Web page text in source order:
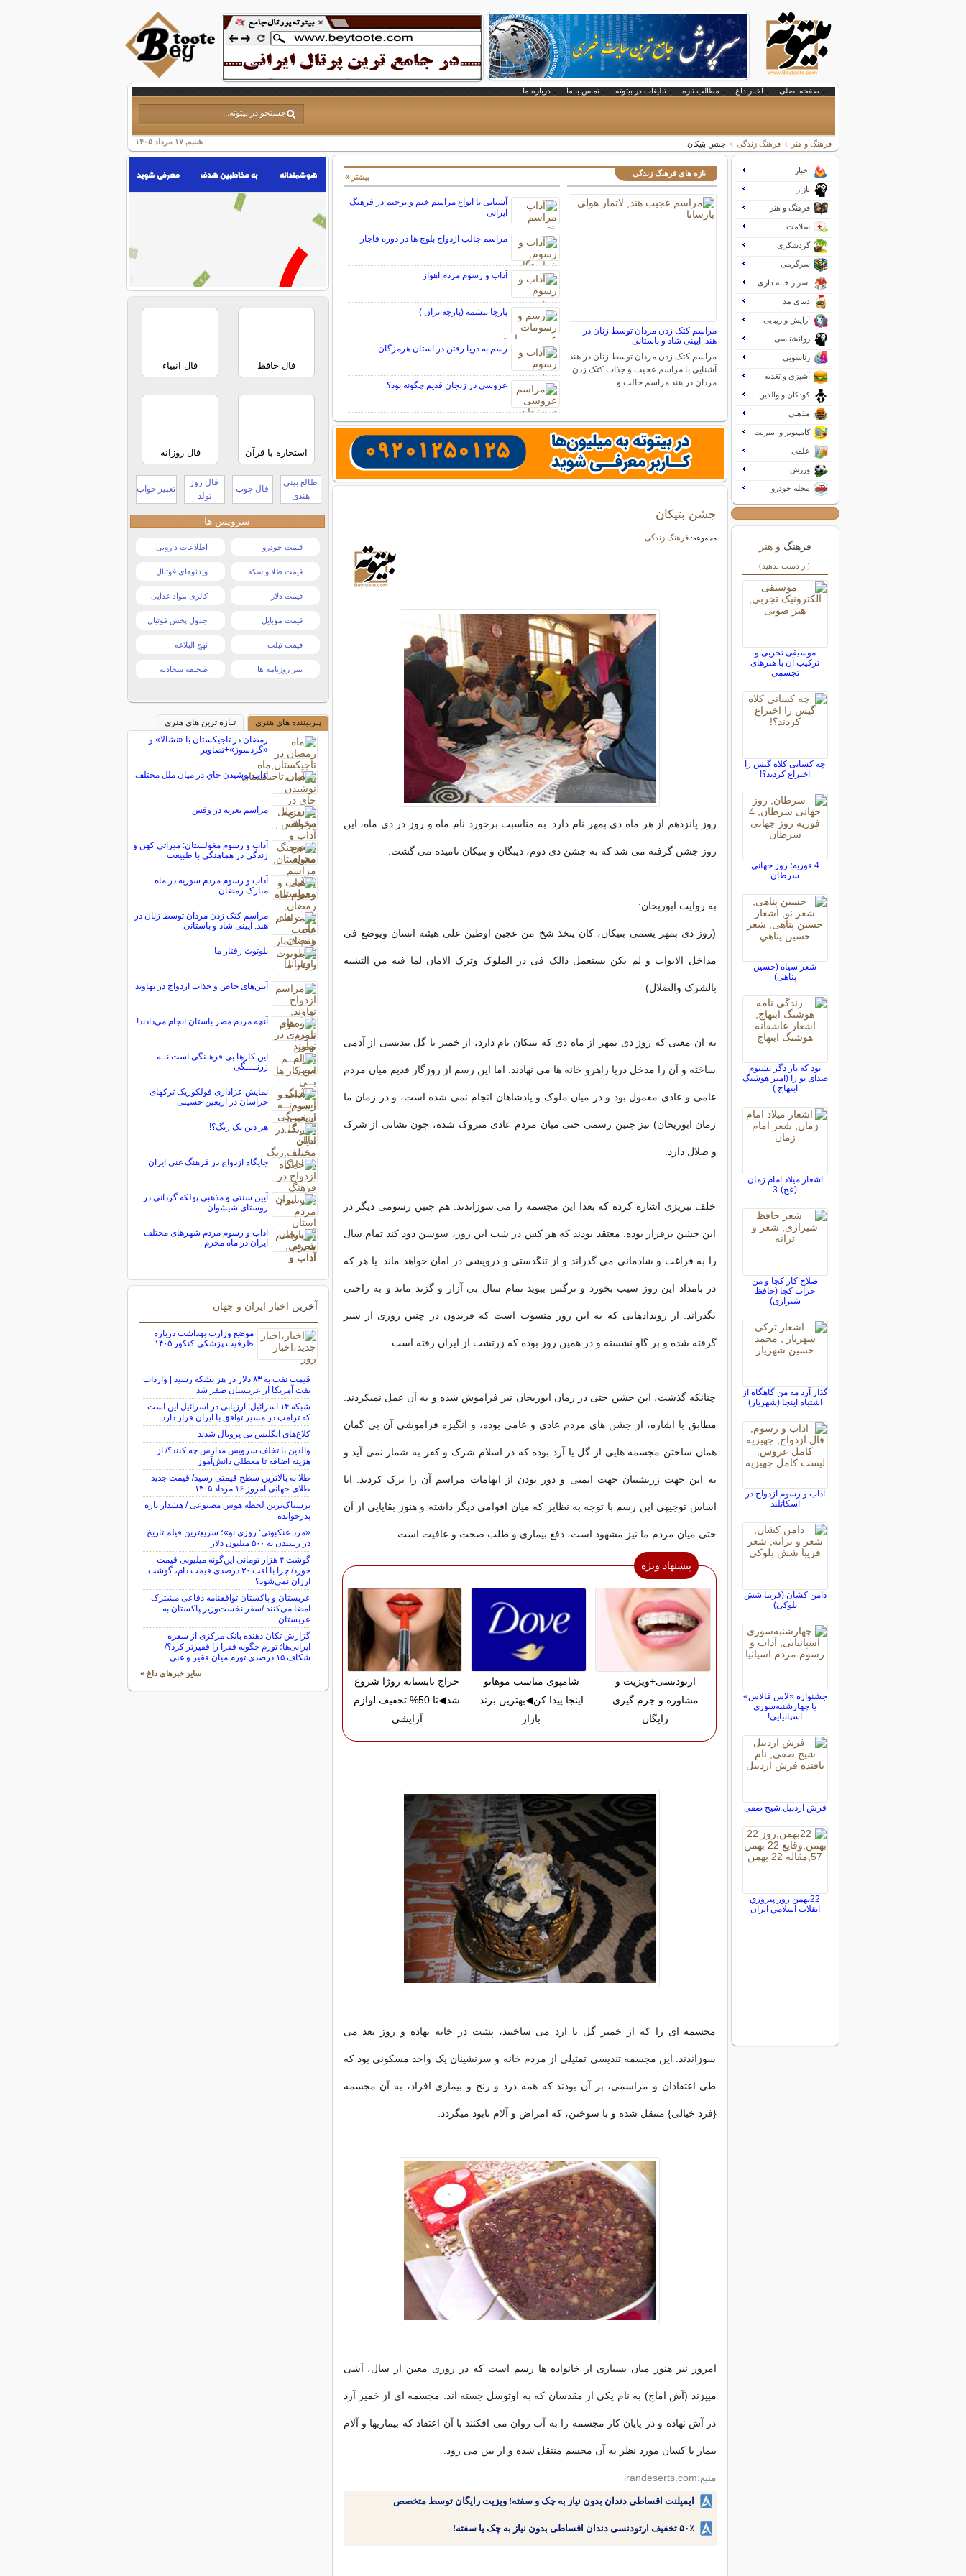
صفحه اصلی اخبار داغ مطالب تازه تبلیغات در بیتوته تماس با ما درباره ما
شنبه, ۱۷ مرداد ۱۴۰۵ فرهنگ و هنر فرهنگ زندگی جشن بتیکان
تازه های فرهنگ زندگی
مراسم کتک زدن مردان توسط زنان در
هند: آیینی شاد و باستانی
مراسم کتک زدن مردان توسط زنان در هند
آشنایی با مراسم عجیب و جذاب کتک زدن
مردان در هند مراسم جالب و…
آشنایی با انواع مراسم ختم و ترحیم در فرهنگ
ایرانی
مراسم جالب ازدواج بلوچ ها در دوره قاجار
آداب و رسوم مردم اهواز
پارچا بیشمه (پارچه بران )
رسم به دریا رفتن در استان هرمزگان
عروسی در زنجان قدیم چگونه بود؟
بیشتر »
جشن بتیکان
مجموعه:فرهنگ زندگی
روز پانزدهم از هر ماه دی بمهر نام دارد. به مناسبت برخورد نام ماه و روز در دی ماه، این
روز جشن گرفته می شد که به جشن دی دوم، دیبگان و بتیکان نامیده می گشت.
به روایت ابوریحان:
(روز دی بمهر یسمی بتیکان، کان یتخذ شخ من عجین اوطین علی هیئته انسان ویوضع فی
مداخل الابواب و لم یکن یستعمل ذالک فی در الملوک وترک الامان لما فیه من التشبه
بالشرک والضلال)
به ان معنی که روز دی بمهر از ماه دی که بتیکان نام دارد، از خمیر یا گل تندیسی از آدمی
ساخته و آن را مدخل دریا راهرو خانه ها می نهادند. اما این رسم از روزگار قدیم میان مردم
عامی و عادی معمول بود و در میان ملوک و پادشاهان انجام نمی شده است، و در زمان ما
زمان ابوریحان) نیز چنین رسمی حتی میان مردم عادی متروک شده، چون نشانی از شرک
و ضلال دارد.
خلف تبریزی اشاره کرده که بعدا این مجسمه را می سوزاندند. هم چنین رسومی دیگر در
این جشن برقرار بوده. معتقد بودند که هر کس در شب این روز، سوسن دود کند تمام سال
را به فراغت و شادمانی می گذراند و از تنگدستی و درویشی در امان خواهد ماند. یا هر که
در بامداد این روز سیب بخورد و نرگس ببوید تمام سال بی آزار و گزند ماند و به راحتی
بگذراند. از رویدادهایی که به این روز منسوب است که فریدون در چنین روزی از شیر
گرفته شده و بر گاو نشسته و در همین روز بوده که زرتشت از ایران رفته است.
چنانکه گذشت، این جشن حتی در زمان ابوریحان نیز فراموش شده و به آن عمل نمیکردند.
مطابق با اشاره، از جشن های مردم عادی و عامی بوده، و انگیزه فراموشی آن بی گمان
همان ساختن مجسمه هایی از گل یا آرد بوده که در اسلام شرک و کفر به شمار نمی آید و
به این جهت زرتشتیان جهت ایمنی و دور بودن از اتهامات مراسم آن را ترک کردند. انا
اساس توجیهی این رسم با توجه به نظایر که میان اقوامی دیگر داشته و هنوز بقایایی از آن
حتی میان مردم ما نیز مشهود است، دفع بیماری و طلب صحت و عافیت است.
پیشنهاد ویژه
ارتودنسی+ویزیت و
مشاوره و جرم گیری
رایگان
شامپوی مناسب موهاتو
اینجا پیدا کن◀بهترین برند
بازار
حراج تابستانه روژا شروع
شد◀تا 50% تخفیف لوازم
آرایشی
مجسمه ای را که از خمیر گل یا ارد می ساختند، پشت در خانه نهاده و روز بعد می
سوزاندند. این مجسمه تندیسی تمثیلی از مردم خانه و سرنشینان یک واحد مسکونی بود که
طی اعتقادان و مراسمی، بر آن بودند که همه درد و رنج و بیماری افراد، به آن مجسمه
{فرد خیالی} منتقل شده و با سوختن، که امراض و آلام نابود میگردد.
امروز نیز هنوز میان بسیاری از خانواده ها رسم است که در روزی معین از سال، آشی
میپزند (آش اماج) به نام یکی از مقدسان که به اوتوسل جسته اند. مجسمه ای از خمیر آرد
در آش نهاده و در پایان کار مجسمه را به آب روان می افکنند با آن اعتقاد که بیماریها و آلام
بیمار یا کسان مورد نظر به آن مجسم منتقل شده و از بین می رود.
منبع:irandeserts.com
ایمپلنت اقساطی دندان بدون نیاز به چک و سفته! ویزیت رایگان توسط متخصص
۵۰٪ تخفیف ارتودنسی دندان اقساطی بدون نیاز به چک یا سفته!
اخبار
بازار
فرهنگ و هنر
سلامت
گردشگری
سرگرمی
اسرار خانه داری
دنیای مد
آرایش و زیبایی
روانشناسی
زناشویی
آشپزی و تغذیه
کودکان و والدین
مذهبی
کامپیوتر و اینترنت
علمی
ورزش
مجله خودرو
فرهنگ و هنر
(از دست ندهید)
موسیقی تجربی و
ترکیب آن با هنرهای
تجسمی
چه کسانی كلاه ‌گیس را
اختراع کردند؟!
4 فوریه؛ روز جهانی
سرطان
شعر سیاه (حسین
پناهی)
بود که بار دگر بشنوم
صدای تو را (امیر هوشنگ
ابتهاج )
اشعار میلاد امام زمان
(عج)-3
صلاح کار کجا و من
خراب کجا (حافظ
شیرازی)
گذار آرد مه من گاهگاه از
اشتباه اینجا (شهریار)
آداب و رسوم ازدواج در
اسكاتلند
دامن کشان (فریبا شش
بلوکی)
جشنواره «لاس فالاس»
یا چهارشنبه‌سوری
اسپانیایی!
فرش اردبیل شیخ صفی
22بهمن روز پيروزي
انقلاب اسلامي ايران
فال حافظ فال انبیاء
استخاره با قرآن فال روزانه
طالع بینی
هندی
فال چوب
فال روز
تولد
تعبیر خواب
سرویس ها
قیمت خودرو اطلاعات دارویی
قیمت طلا و سکه ویدئوهای فوتبال
قیمت دلار کالری مواد غذایی
قیمت موبایل جدول پخش فوتبال
قیمت تبلت نهج البلاغه
تیتر روزنامه ها صحیفه سجادیه
پـربیننده های هنری
تـازه ترین های هنری
رمضان در تاجیکستان با «نشالا» و
«گردسوز»+تصاویر
آداب نوشيدن چاي در ميان ملل مختلف
مراسم تعزیه در وفس
آداب و رسوم مغولستان: میراثی کهن و
زندگی در هماهنگی با طبیعت
آداب و رسوم مردم سوریه در ماه
مبارک رمضان
مراسم کتک زدن مردان توسط زنان در
هند: آیینی شاد و باستانی
بلوتوث رفتار ما
آیین‌های خاص و جذاب ازدواج در نهاوند
آنچه مردم مصر باستان انجام مى‌دادند!
این کارها بی فرهـنگی است نــه
زرنــــگی
نمایش عزاداری فولکوریک ترکهای
خراسان در اربعین حسینی
هر دین یک رنگ؟!
جايگاه ازدواج در فرهنگ غني ايران
آیین سنتی و مذهبی پولکه گردانی در
روستای شیشوان
آداب و رسوم مردم شهرهای مختلف
ایران در ماه محرم
آخرین اخبار ایران و جهان
موضع وزارت بهداشت درباره
ظرفیت پزشکی کنکور ۱۴۰۵
قیمت نفت به ۸۳ دلار در هر بشکه رسید | واردات
نفت آمریکا از عربستان صفر شد
شبکه ۱۴ اسرائیل: ارزیابی در اسرائیل این است
که ترامپ در مسیر توافق با ایران قرار دارد
کلاغ‌های انگلیس بی پروبال شدند
والدین با تخلف سرویس مدارس چه کنند؟/ از
هزینه اضافه تا معطلی دانش‌آموز
طلا به بالاترین سطح قیمتی رسید/ قیمت جدید
طلای جهانی امروز ۱۶ مرداد ۱۴۰۵
ترسناک‌ترین لحظه هوش مصنوعی / هشدار تازه
پدرخوانده
«مرد عنکبوتی: روزی نو»؛ سریع‌ترین فیلم تاریخ
در رسیدن به ۵۰۰ میلیون دلار
گوشت ۴ هزار تومانی این‌گونه میلیونی قیمت
خورد/ چرا با افت ۳۰ درصدی قیمت دام، گوشت
ارزان نمی‌شود؟
عربستان و پاکستان توافقنامه دفاعی مشترک
امضا می‌کنند /سفر نخست‌وزیر پاکستان به
عربستان
گزارش تکان‌ دهنده بانک مرکزی از سفره
ایرانی‌ها؛ تورم چگونه فقرا را فقیرتر کرد؟/
شکاف ۱۵ درصدی تورم میان فقیر و غنی
سایر خبرهای داغ »